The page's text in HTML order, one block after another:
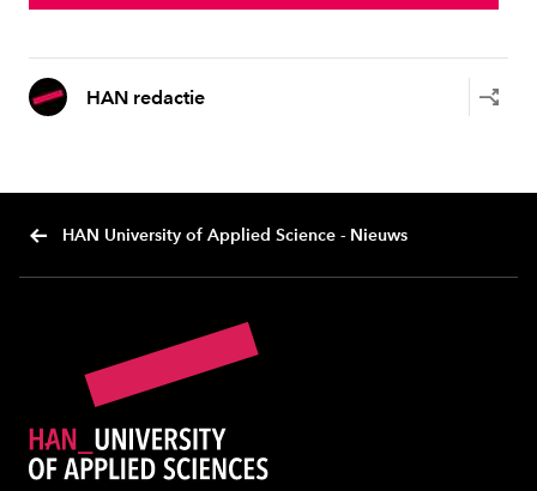
HAN redactie
HAN University of Applied Science - Nieuws